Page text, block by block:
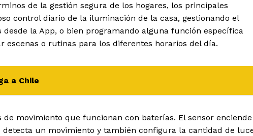
de la gestión segura de los hogares, los principales
control diario de la iluminación de la casa, gestionando el
la App, o bien programando alguna función específica
o rutinas para los diferentes horarios del día.
a Chile
movimiento que funcionan con baterías. El sensor enciende
un movimiento y también configura la cantidad de